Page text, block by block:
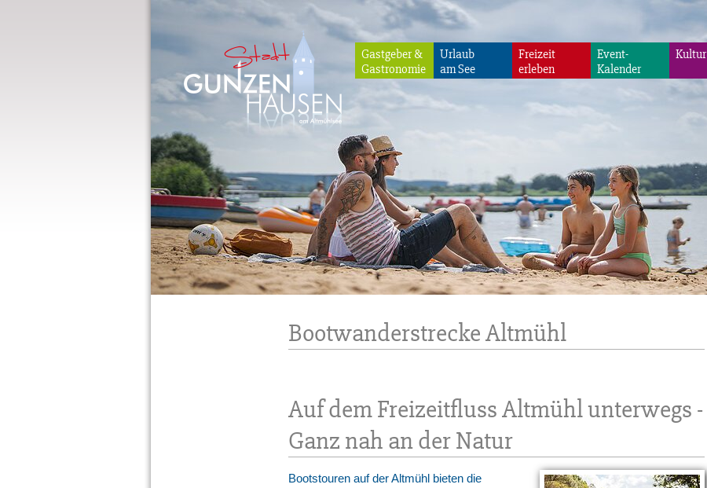
Gunzenhausen
Gastgeber &
Gastronomie
Urlaub
am See
Freizeit
erleben
Event-
Kalender
Kultur
Bootwanderstrecke Altmühl
Auf dem Freizeitfluss Altmühl unterwegs -
Ganz nah an der Natur
Bootstouren auf der Altmühl bieten die